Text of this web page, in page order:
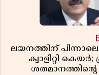
ലയനത്തിന്
ക്വാളിറ്റി